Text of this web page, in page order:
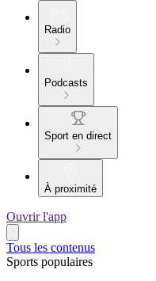
Radio
Podcasts
Sport en direct
À proximité
Ouvrir l'app
Tous les contenus
Sports populaires